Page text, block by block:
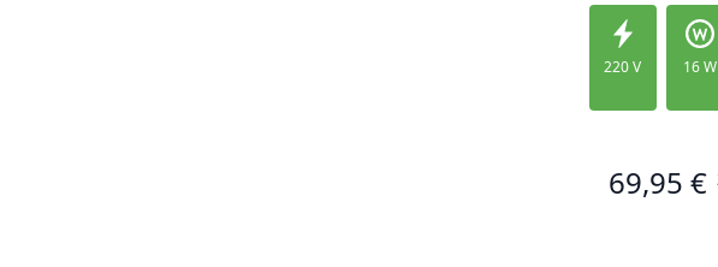
220 V 16 W
69,95 €